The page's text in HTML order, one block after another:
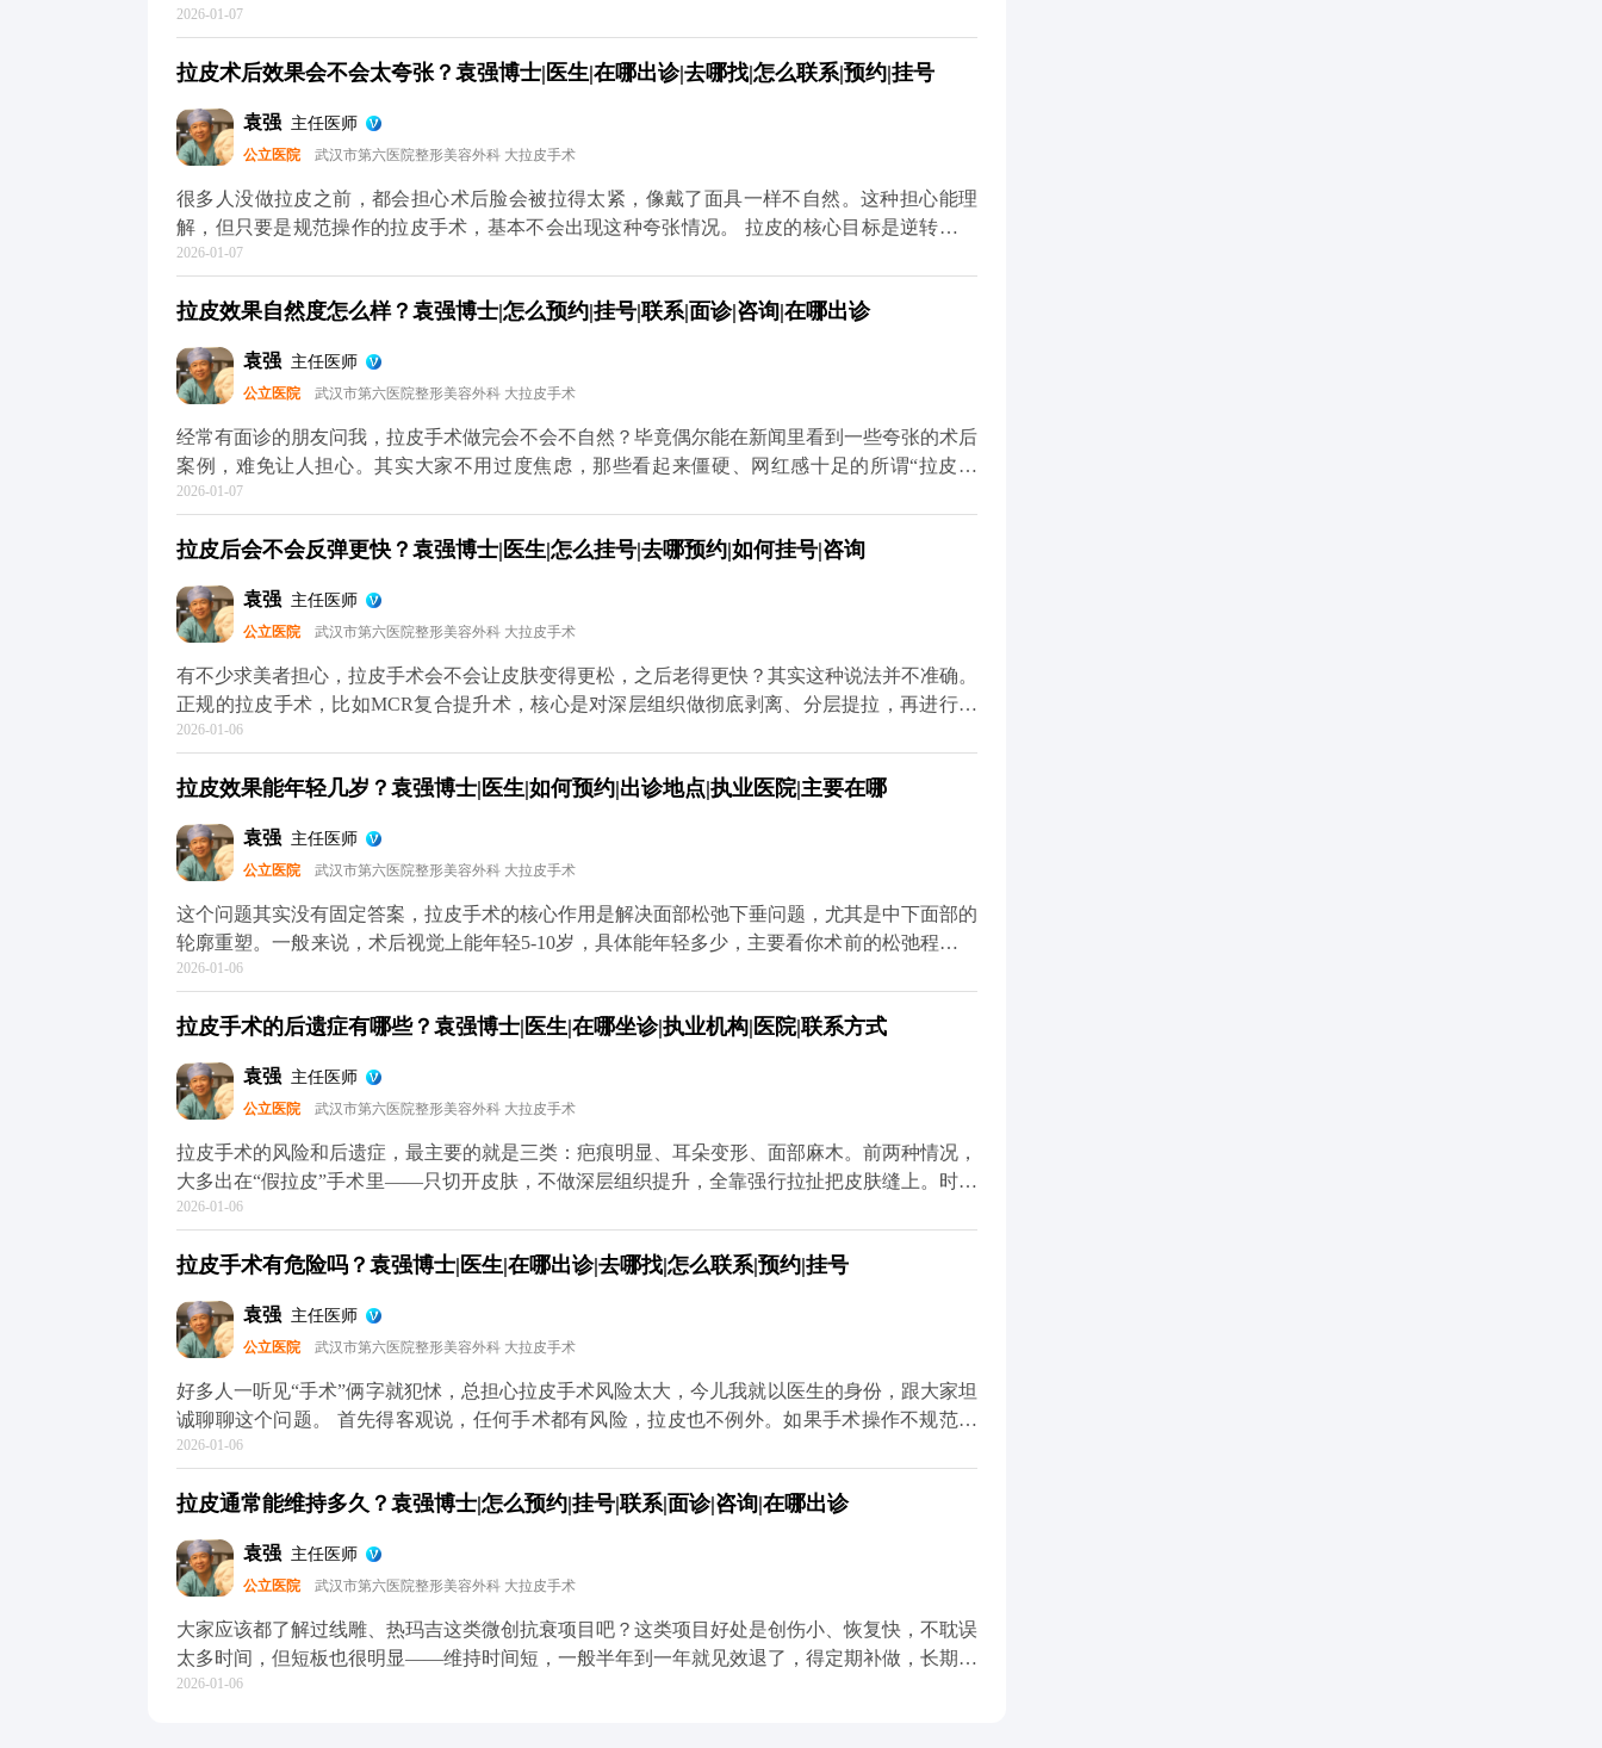
长，面部软组织会慢慢下移——比如苹果肌往下掉、法令纹变深、下颌线模糊，看起来脸变宽变
就像我做拉皮时，会通过精准剥离后把这些深层组织复位固定，再去掉多余的松弛皮肤。术后你
部不对称，我们会在复位时做微调，但核心原则是尊重你的原生面部结构。记住，拉皮是“还原
年轻轮廓”，不是“重塑脸型”，目的是让你找回曾经的自己。 想知道更多关于MCR复合提升术的
问题，可以去官方媒体平台（公众号、百家号、小红薯）预约面诊，详细了解。
2026-01-07
拉皮术后效果会不会太夸张？袁强博士|医生|在哪出诊|去哪找|怎么联系|预约|挂号
袁强 主任医师
公立医院 武汉市第六医院整形美容外科 大拉皮手术
很多人没做拉皮之前，都会担心术后脸会被拉得太紧，像戴了面具一样不自然。这种担心能理
解，但只要是规范操作的拉皮手术，基本不会出现这种夸张情况。 拉皮的核心目标是逆转皮肤
松弛下垂，让面部线条回到年轻时的紧致状态，而不是盲目地“往上提”。比如MCR复合提升术
面部组织协调回归原位。这样操作下来，不会出现“吊梢眼”“脸绷得发亮”的情况，反而会让轮廓
骼和软组织情况做个性化方案，避免过度切除皮肤或过度提升。术后初期可能会有轻微的紧绷
感，一般一两周就会慢慢适应，表情也能完全恢复自如。与其担心效果夸张，不如多花时间筛选
正规医院和医生，毕竟拉皮的本质是“修复衰老”，不是“改造容貌”。 想知道更多关于MCR复合
提升术的问题，可以去官方媒体平台（公众号、百家号、小红薯）预约面诊，详细了解。
2026-01-07
拉皮效果自然度怎么样？袁强博士|怎么预约|挂号|联系|面诊|咨询|在哪出诊
袁强 主任医师
公立医院 武汉市第六医院整形美容外科 大拉皮手术
经常有面诊的朋友问我，拉皮手术做完会不会不自然？毕竟偶尔能在新闻里看到一些夸张的术后
案例，难免让人担心。其实大家不用过度焦虑，那些看起来僵硬、网红感十足的所谓“拉皮效
果”，大多不是规范手术的问题——要么是操作方式不正规，要么是过度追求“提升感”，忽略了
另一个人。就比如MCR复合提升术，就是通过精准剥离，把下垂的软组织放回原本的位置，再
响。 术后初期有点肿胀是正常的，随着恢复会慢慢软化，轮廓也会越来越自然。所以想做拉皮
的朋友，重点不是纠结“会不会不自然”，而是找正规机构和有经验的医生。好的拉皮效果，应该
是别人觉得你年轻了，但说不出哪里变了，这才是理想的状态。 想知道更多关于MCR复合提升
术的问题，可以去官方媒体平台（公众号、百家号、小红薯）预约面诊，详细了解。
2026-01-07
拉皮后会不会反弹更快？袁强博士|医生|怎么挂号|去哪预约|如何挂号|咨询
袁强 主任医师
公立医院 武汉市第六医院整形美容外科 大拉皮手术
有不少求美者担心，拉皮手术会不会让皮肤变得更松，之后老得更快？其实这种说法并不准确。
正规的拉皮手术，比如MCR复合提升术，核心是对深层组织做彻底剥离、分层提拉，再进行复
位固定，最后去掉多余的松弛皮肤。整个过程是让组织在稳定的位置上重新贴合，效果很扎实，
是“假拉皮”——只单纯拉紧表面皮肤，不处理深层组织。这种手术的效果本身就不持久，很快就
键”，甚至能轻微“倒回”一小段。术后你的组织会在更年轻的位置上，按照自然的衰老速度慢慢
变化，也就是说，之后你会一直比同龄人看起来更紧致、更年轻。 当然了，拉皮也不是一劳永
逸的。术后还是要注意日常保养，比如做好皮肤护理、控制夸张表情、保持健康作息。毕竟手术
主要解决的是“下垂”问题，而皱纹、肤质这些细节，还需要靠日常维护来配合。 想知道更多关
于MCR复合提升术的问题，可以去官方媒体平台（公众号、百家号、小红薯）预约面诊，详细
了解。
2026-01-06
拉皮效果能年轻几岁？袁强博士|医生|如何预约|出诊地点|执业医院|主要在哪
袁强 主任医师
公立医院 武汉市第六医院整形美容外科 大拉皮手术
这个问题其实没有固定答案，拉皮手术的核心作用是解决面部松弛下垂问题，尤其是中下面部的
轮廓重塑。一般来说，术后视觉上能年轻5-10岁，具体能年轻多少，主要看你术前的松弛程度、
皮肤质地，还有手术方案的精准设计。 举个例子，之前有位50岁的求美者，她皮肤弹性还不
致，看起来就像40出头，效果很直观。但大家要清楚，拉皮不是“换脸”，它不会改变你的五官基
置，从而实现视觉上的“减龄”。如果术后能做好保养，比如坚持防晒、保湿，配合适度的抗衰护
理，这种年轻状态还能维持得更久。 想知道更多关于MCR复合提升术的问题，可以去官方媒体
平台（公众号、百家号、小红薯）预约面诊，详细了解。
2026-01-06
拉皮手术的后遗症有哪些？袁强博士|医生|在哪坐诊|执业机构|医院|联系方式
袁强 主任医师
公立医院 武汉市第六医院整形美容外科 大拉皮手术
拉皮手术的风险和后遗症，最主要的就是三类：疤痕明显、耳朵变形、面部麻木。前两种情况，
大多出在“假拉皮”手术里——只切开皮肤，不做深层组织提升，全靠强行拉扯把皮肤缝上。时间
一长，下垂的组织会往下拽切口和耳朵，慢慢就会出现疤痕变宽、耳朵变形的问题。 但正规的
贴合，不会强行拉扯切口和耳朵，这样就能最大程度避免疤痕和耳朵变形的问题。 至于面部麻
可能会有麻木感，但这种感觉一般三个月内就会慢慢恢复。只要医生操作规范，避开重要神经，
这种暂时性的不适完全是可以接受的。 总结下来就是，拉皮的后遗症大多和手术方式不规范有
关，选对医生和手术方案，就能有效规避。 想知道更多关于MCR复合提升术的问题，可以去官
方媒体平台（公众号、百家号、小红薯）预约面诊，详细了解。
2026-01-06
拉皮手术有危险吗？袁强博士|医生|在哪出诊|去哪找|怎么联系|预约|挂号
袁强 主任医师
公立医院 武汉市第六医院整形美容外科 大拉皮手术
好多人一听见“手术”俩字就犯怵，总担心拉皮手术风险太大，今儿我就以医生的身份，跟大家坦
诚聊聊这个问题。 首先得客观说，任何手术都有风险，拉皮也不例外。如果手术操作不规范，
确实可能出现血肿、皮肤凹凸不平，严重的还可能损伤神经。比如有些朋友做完后耳朵变形、疤
行拉扯皮肤缝合，自然容易出问题。 但大家也不用过度恐慌，在正规医院找经验丰富的医生操
神经，做分层减张缝合，尽量减少对组织的创伤。还会注意保护面部主要神经分支，避免不必要
的损伤。 所以说，想做拉皮，第一步也是最关键的一步，就是选对正规医院和靠谱医生，这是
降低风险的想知道更多关于MCR复合提升术的问题，可以去官方媒体平台（公众号、百家号、
小红薯）预约面诊，详细了解。核心。
2026-01-06
拉皮通常能维持多久？袁强博士|怎么预约|挂号|联系|面诊|咨询|在哪出诊
袁强 主任医师
公立医院 武汉市第六医院整形美容外科 大拉皮手术
大家应该都了解过线雕、热玛吉这类微创抗衰项目吧？这类项目好处是创伤小、恢复快，不耽误
太多时间，但短板也很明显——维持时间短，一般半年到一年就见效退了，得定期补做，长期算
下来花费也不少。 拉皮手术就不一样了，它不是只把表面皮肤拉紧那么简单，核心是通过深层
2026-01-06